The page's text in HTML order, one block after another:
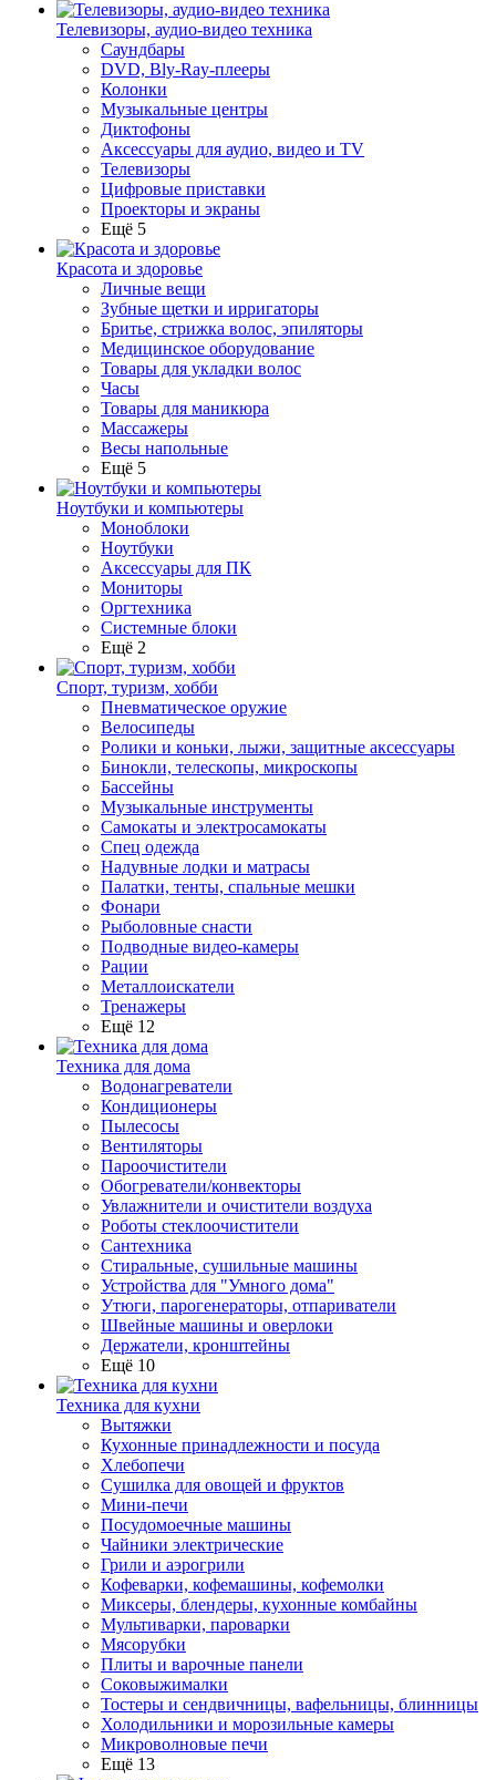
Телевизоры, аудио-видео техника
Саундбары
DVD, Bly-Ray-плееры
Колонки
Музыкальные центры
Диктофоны
Аксессуары для аудио, видео и TV
Телевизоры
Цифровые приставки
Проекторы и экраны
Ещё 5
Красота и здоровье
Личные вещи
Зубные щетки и ирригаторы
Бритье, стрижка волос, эпиляторы
Медицинское оборудование
Товары для укладки волос
Часы
Товары для маникюра
Массажеры
Весы напольные
Ещё 5
Ноутбуки и компьютеры
Моноблоки
Ноутбуки
Аксессуары для ПК
Мониторы
Оргтехника
Системные блоки
Ещё 2
Спорт, туризм, хобби
Пневматическое оружие
Велосипеды
Ролики и коньки, лыжи, защитные аксессуары
Бинокли, телескопы, микроскопы
Бассейны
Музыкальные инструменты
Самокаты и электросамокаты
Спец одежда
Надувные лодки и матрасы
Палатки, тенты, спальные мешки
Фонари
Рыболовные снасти
Подводные видео-камеры
Рации
Металлоискатели
Тренажеры
Ещё 12
Техника для дома
Водонагреватели
Кондиционеры
Пылесосы
Вентиляторы
Пароочистители
Обогреватели/конвекторы
Увлажнители и очистители воздуха
Роботы стеклоочистители
Сантехника
Стиральные, сушильные машины
Устройства для "Умного дома"
Утюги, парогенераторы, отпариватели
Швейные машины и оверлоки
Держатели, кронштейны
Ещё 10
Техника для кухни
Вытяжки
Кухонные принадлежности и посуда
Хлебопечи
Сушилка для овощей и фруктов
Мини-печи
Посудомоечные машины
Чайники электрические
Грили и аэрогрили
Кофеварки, кофемашины, кофемолки
Миксеры, блендеры, кухонные комбайны
Мультиварки, пароварки
Мясорубки
Плиты и варочные панели
Соковыжималки
Тостеры и сендвичницы, вафельницы, блинницы
Холодильники и морозильные камеры
Микроволновые печи
Ещё 13